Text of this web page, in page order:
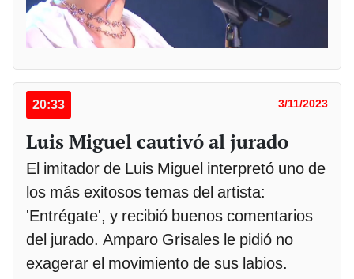
20:33 3/11/2023
Luis Miguel cautivó al jurado
El imitador de Luis Miguel interpretó uno de
los más exitosos temas del artista:
'Entrégate', y recibió buenos comentarios
del jurado. Amparo Grisales le pidió no
exagerar el movimiento de sus labios.